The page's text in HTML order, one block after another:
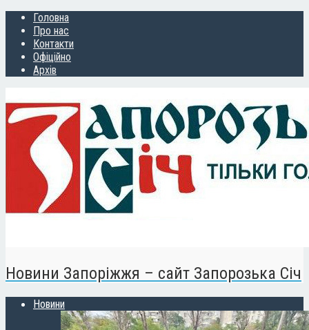
Головна
Про нас
Контакти
Офіційно
Архів
Новини Запоріжжя – сайт Запорозька Січ
Новини